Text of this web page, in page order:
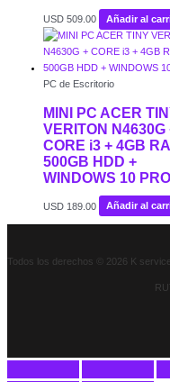
USD 509.00 Añadir al
PC de Escritorio
MINI PC ACER
VERITON N4630G
CORE i3 + 4GB
500GB HDD +
WINDOWS 10 PRO
USD 189.00 Añadir al
Todos los derechos © 2026 K